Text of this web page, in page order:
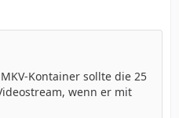
Kontainer sollte die 25
wenn er mit